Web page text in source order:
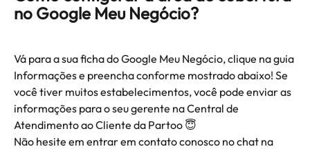
no Google Meu Negócio?
Vá para a sua ficha do Google Meu Negócio, clique na guia
Informações e preencha conforme mostrado abaixo! Se
você tiver muitos estabelecimentos, você pode enviar as
informações para o seu gerente na Central de
Atendimento ao Cliente da Partoo 😇
Não hesite em entrar em contato conosco no chat na